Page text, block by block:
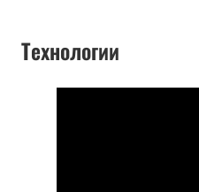
Технологии